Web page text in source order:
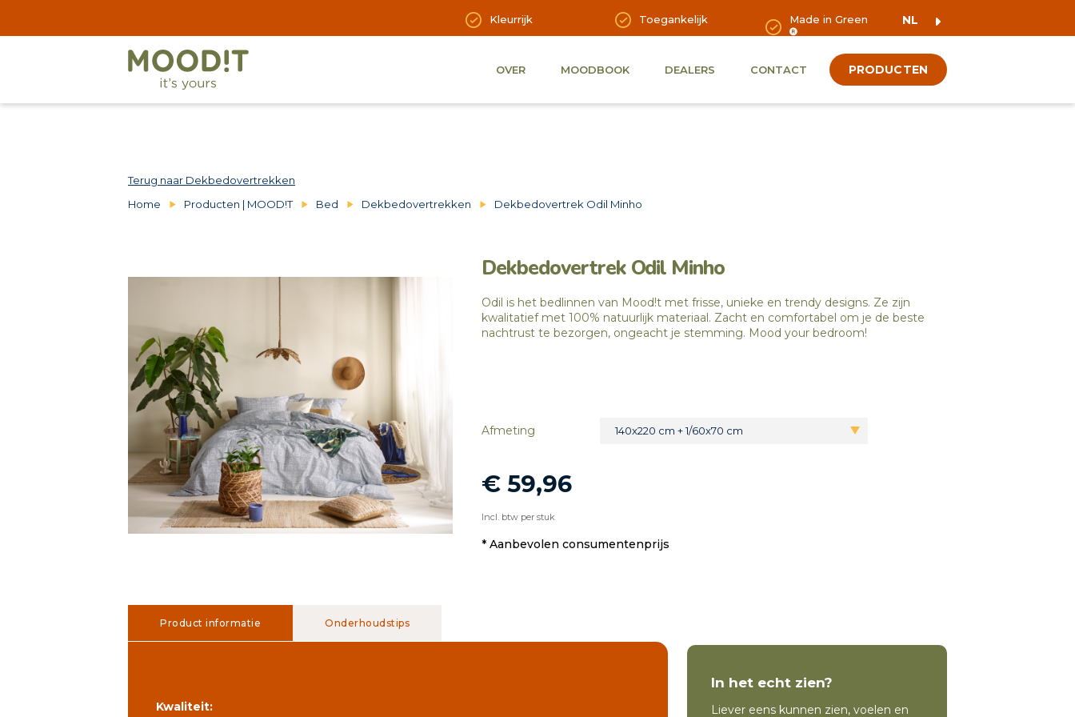
Kleurrijk Toegankelijk Made in Green NL
OVER MOODBOOK DEALERS CONTACT PRODUCTEN
Terug naar Dekbedovertrekken
Home
Producten | MOOD!T Bed Dekbedovertrekken Dekbedovertrek Odil Minho
Dekbedovertrek Odil Minho
Odil is het bedlinnen van Mood!t met frisse, unieke en trendy designs. Ze zijn
kwalitatief met 100% natuurlijk materiaal. Zacht en comfortabel om je de beste
nachtrust te bezorgen, ongeacht je stemming. Mood your bedroom!
Afmeting 140x220 cm + 1/60x70 cm
€ 59,96
Incl. btw per stuk
* Aanbevolen consumentenprijs
Product informatie Onderhoudstips
Kwaliteit:
In het echt zien?
Liever eens kunnen zien, voelen en